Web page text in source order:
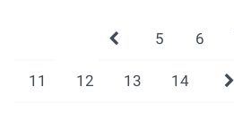
5 6
11 12 13 14